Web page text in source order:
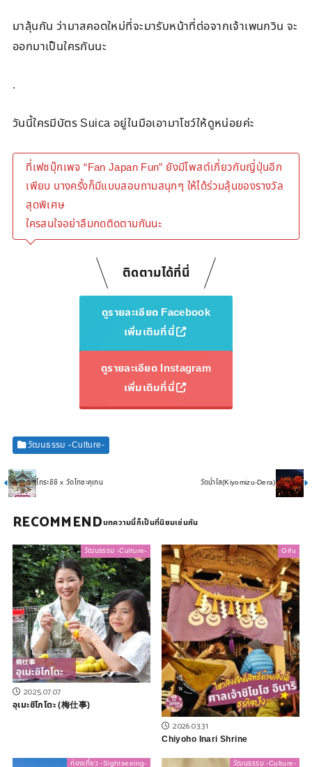
มาลุ้นกัน ว่ามาสคอตใหม่ที่จะมารับหน้าที่ต่อจากเจ้าเพนกวิน จะ
ออกมาเป็นใครกันนะ
.
วันนี้ใครมีบัตร Suica อยู่ในมือเอามาโชว์ให้ดูหน่อยค่ะ
ที่เฟซบุ๊กเพจ “Fan Japan Fun” ยังมีโพสต์เกี่ยวกับญี่ปุ่นอีก
เพียบ บางครั้งก็มีแบบสอบถามสนุกๆ ให้ได้ร่วมลุ้นของรางวัล
สุดพิเศษ
ใครสนใจอย่าลืมกดติดตามกันนะ
ติดตามได้ที่นี่
ดูรายละเอียด Facebook
เพิ่มเติมที่นี่
ดูรายละเอียด Instagram
เพิ่มเติมที่นี่
วัฒนธรรม -Culture-
โทระชิชิ x วัดไทชะคุเทน วัดน้ำใส(Kiyomizu-Dera)
RECOMMEND
วัฒนธรรม -Culture-
2025.07.07
อุเมะชิโกโตะ (梅仕事)
Gifu
2026.03.31
Chiyoho Inari Shrine
ท่องเที่ยว -Sightseeing- วัฒนธรรม -Culture-